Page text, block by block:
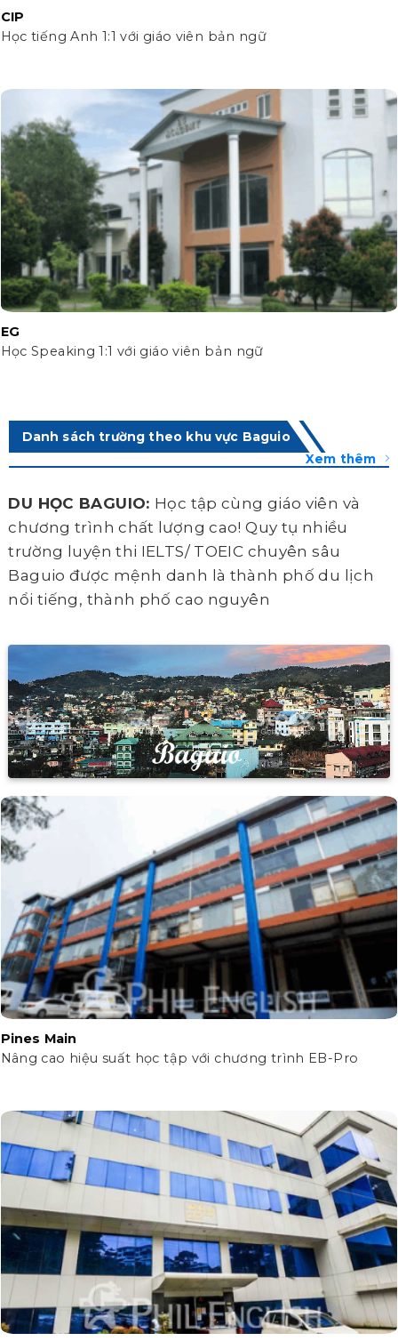
CIP
Học tiếng Anh 1:1 với giáo viên bản ngữ
EG
Học Speaking 1:1 với giáo viên bản ngữ
Danh sách trường theo khu vực Baguio
Xem thêm
DU HỌC BAGUIO: Học tập cùng giáo viên và
chương trình chất lượng cao! Quy tụ nhiều
trường luyện thi IELTS/ TOEIC chuyên sâu
Baguio được mệnh danh là thành phố du lịch
nổi tiếng, thành phố cao nguyên
Pines Main
Nâng cao hiệu suất học tập với chương trình EB-Pro